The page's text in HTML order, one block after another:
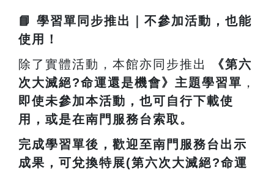
📘 學習單同步推出｜不參加活動，也能
使用！
除了實體活動，本館亦同步推出
《第六
次大滅絕?命運還是機會》主題學習單 ，
即使未參加本活動，也可自行下載使
用，或是在南門服務台索取。
完成學習單後，歡迎至南門服務台出示
成果，可兌換特展(第六次大滅絕?命運